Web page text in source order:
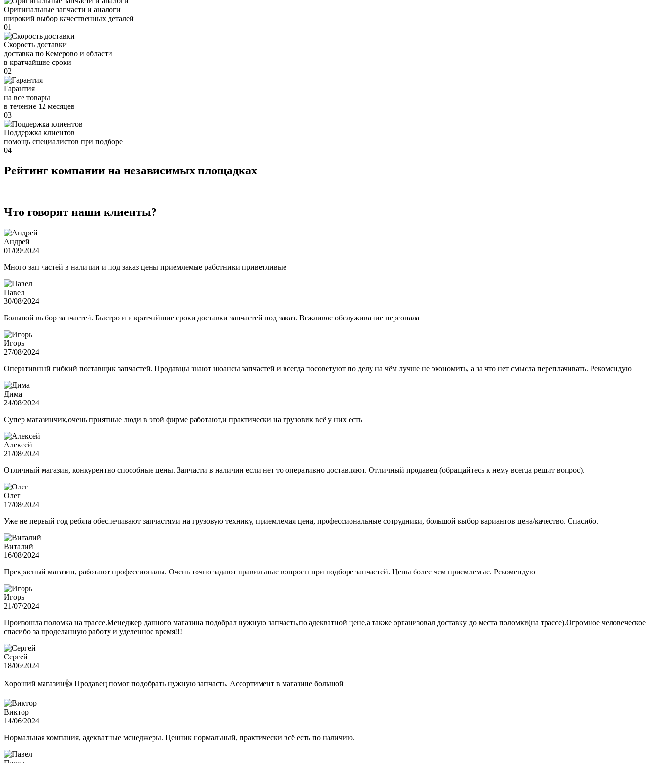
Оригинальные запчасти и аналоги
широкий выбор качественных деталей
01
Скорость доставки
доставка по Кемерово и области
в кратчайшие сроки
02
Гарантия
на все товары
в течение 12 месяцев
03
Поддержка клиентов
помощь специалистов при подборе
04
Рейтинг компании на независимых площадках
Что говорят наши клиенты?
Андрей
01/09/2024
Много зап частей в наличии и под заказ цены приемлемые работники приветливые
Павел
30/08/2024
Большой выбор запчастей. Быстро и в кратчайшие сроки доставки запчастей под заказ. Вежливое обслуживание персонала
Игорь
27/08/2024
Оперативный гибкий поставщик запчастей. Продавцы знают нюансы запчастей и всегда посоветуют по делу на чём лучше не экономить, а за что нет смысла переплачивать. Рекомендую
Дима
24/08/2024
Супер магазинчик,очень приятные люди в этой фирме работают,и практически на грузовик всё у них есть
Алексей
21/08/2024
Отличный магазин, конкурентно способные цены. Запчасти в наличии если нет то оперативно доставляют. Отличный продавец (обращайтесь к нему всегда решит вопрос).
Олег
17/08/2024
Уже не первый год ребята обеспечивают запчастями на грузовую технику, приемлемая цена, профессиональные сотрудники, большой выбор вариантов цена/качество. Спасибо.
Виталий
16/08/2024
Прекрасный магазин, работают профессионалы. Очень точно задают правильные вопросы при подборе запчастей. Цены более чем приемлемые. Рекомендую
Игорь
21/07/2024
Произошла поломка на трассе.Менеджер данного магазина подобрал нужную запчасть,по адекватной цене,а также организовал доставку до места поломки(на трассе).Огромное человеческое
спасибо за проделанную работу и уделенное время!!!
Сергей
18/06/2024
Хороший магазин👍 Продавец помог подобрать нужную запчасть. Ассортимент в магазине большой
Виктор
14/06/2024
Нормальная компания, адекватные менеджеры. Ценник нормальный, практически всё есть по наличию.